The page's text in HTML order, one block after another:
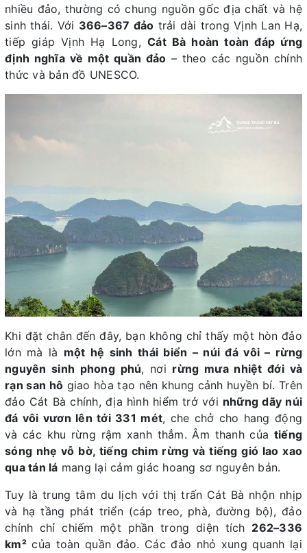
nhiều đảo, thường có chung nguồn gốc địa chất và hệ
sinh thái. Với 366–367 đảo trải dài trong Vịnh Lan Hạ,
tiếp giáp Vịnh Hạ Long, Cát Bà hoàn toàn đáp ứng
định nghĩa về một quần đảo – theo các nguồn chính
thức và bản đồ UNESCO.
Khi đặt chân đến đây, bạn không chỉ thấy một hòn đảo
lớn mà là một hệ sinh thái biển – núi đá vôi – rừng
nguyên sinh phong phú, nơi rừng mưa nhiệt đới và
rạn san hô giao hòa tạo nên khung cảnh huyền bí. Trên
đảo Cát Bà chính, địa hình hiểm trở với những dãy núi
đá vôi vươn lên tới 331 mét, che chở cho hang động
và các khu rừng rậm xanh thẳm. Âm thanh của tiếng
sóng nhẹ vỗ bờ, tiếng chim rừng và tiếng gió lao xao
qua tán lá mang lại cảm giác hoang sơ nguyên bản.
Tuy là trung tâm du lịch với thị trấn Cát Bà nhộn nhịp
và hạ tầng phát triển (cáp treo, phà, đường bộ), đảo
chính chỉ chiếm một phần trong diện tích 262–336
km²của toàn quần đảo. Các đảo nhỏ xung quanh lại